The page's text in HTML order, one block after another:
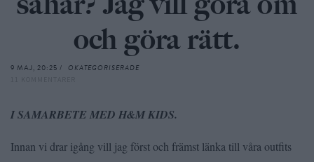
och göra rätt.
9 MAJ, 20:25 / OKATEGORISERADE
I SAMARBETE MED H&M KIDS.
Innan vi drar igång vill jag först och främst länka till våra outfits